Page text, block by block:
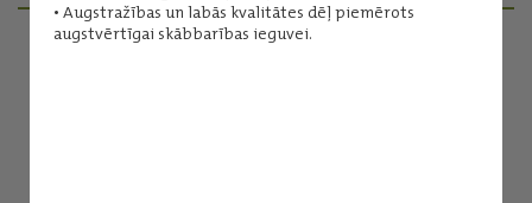
• Augstražības un labās kvalitātes dēļ piemērots
augstvērtīgai skābbarības ieguvei.